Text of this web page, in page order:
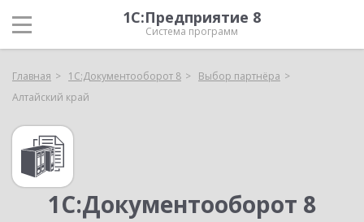
1С:Предприятие 8
Система программ
Главная 1С:Документооборот 8
Выбор партнёра
Алтайский край
1С:Документооборот 8